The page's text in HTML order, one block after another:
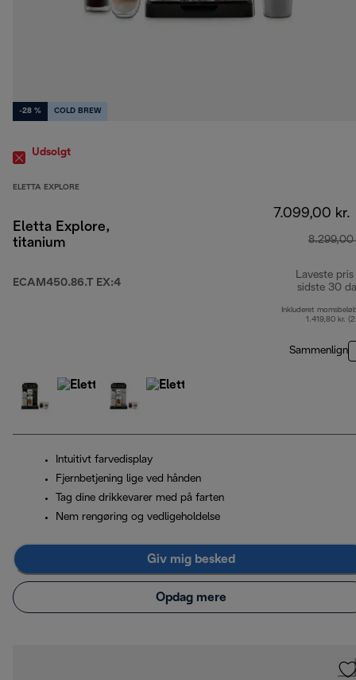
-28 % COLD BREW
Udsolgt
ELETTA EXPLORE
Eletta Explore,
titanium
ECAM450.86.T EX:4
7.099,00 kr.
8.299,00
Laveste pris
sidste 30
Inkluderet
1.419,80 kr.
Sammenlign
Intuitivt farvedisplay
Fjernbetjening lige ved hånden
Tag dine drikkevarer med på farten
Nem rengøring og vedligeholdelse
Giv mig besked
Opdag mere